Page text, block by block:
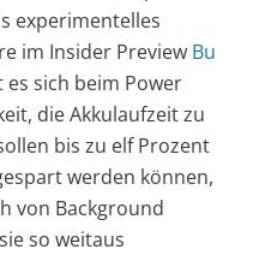
experimentelles
im Insider Preview Bu
sich beim Power
die Akkulaufzeit zu
bis zu elf Prozent
werden können,
von Background
so weitaus